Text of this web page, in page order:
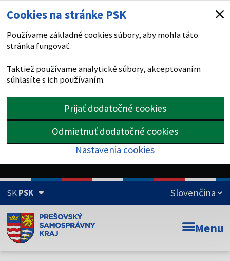
Cookies na stránke PSK
Používame základné cookies súbory, aby mohla táto
stránka fungovať.
Taktiež používame analytické súbory, akceptovaním
súhlasíte s ich používaním.
Prijať dodatočné cookies
Odmietnuť dodatočné cookies
Nastavenia cookies
SKPSK
Doména psk.sk je oficiálna
Toto je oficiálna webová stránka Prešovského
Menu